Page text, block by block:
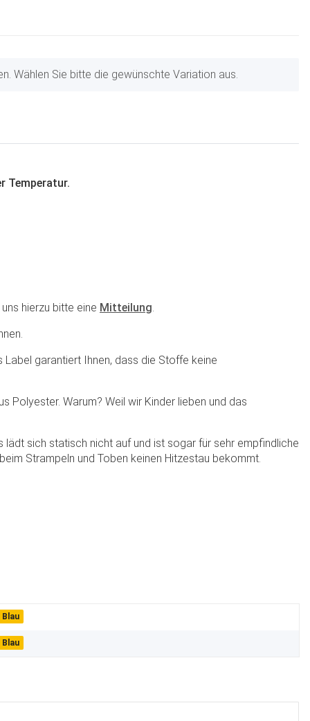
Wählen Sie bitte die gewünschte Variation aus.
Temperatur.
hierzu bitte eine Mitteilung
garantiert Ihnen, dass die Stoffe keine
Polyester. Warum? Weil wir Kinder lieben und das
sich statisch nicht auf und ist sogar für sehr empfindliche
Strampeln und Toben keinen Hitzestau bekommt.
Blau
Blau